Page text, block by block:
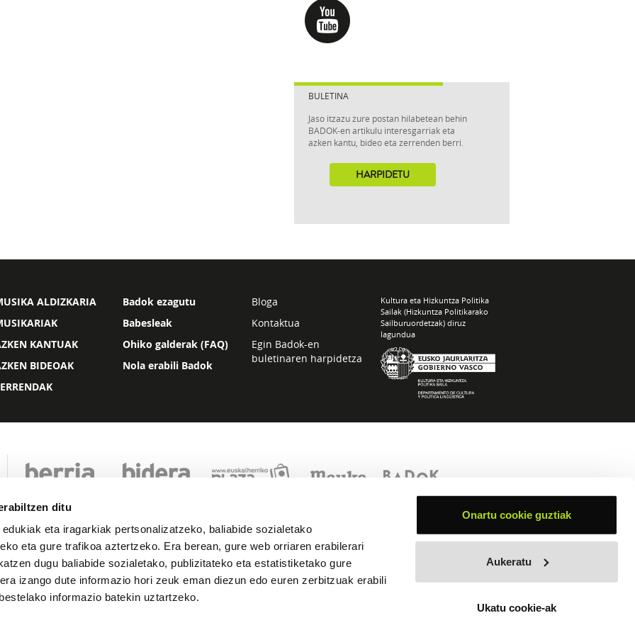
ditu
eta iragarkiak pertsonalizatzeko, baliabide sozialetako
eta gure trafikoa aztertzeko. Era berean, gure web orriaren erabilerari
dugu baliabide sozialetako, publizitateko eta estatistiketako gure
izango dute informazio hori zeuk eman diezun edo euren zerbitzuak erabili
informazio batekin uztartzeko.
Onartu cookie guztiak
Aukeratu
Ukatu cookie-ak
BULETINA
Jaso itzazu zure postan hilabetean behin
BADOK-en artikulu interesgarriak eta
azken kantu, bideo eta zerrenden berri.
HARPIDETU
ALDIZKARIA
KANTUAK
BIDEOAK
Badok ezagutu
Babesleak
Ohiko galderak (FAQ)
Nola erabili Badok
Bloga
Kontaktua
Egin Badok-en
buletinaren harpidetza
Kultura eta Hizkuntza Politika
Sailak (Hizkuntza Politikarako
Sailburuordetzak) diruz
lagundua
Lege oharra Pribatutasuna Cookie politika